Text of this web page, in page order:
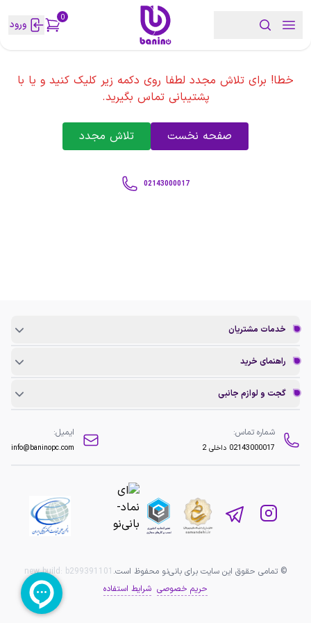
0 ورود
خطا! برای تلاش مجدد لطفا روی دکمه زیر کلیک کنید و یا با
پشتیبانی تماس بگیرید.
صفحه نخست تلاش مجدد
02143000017
خدمات مشتریان
راهنمای خرید
گجت و لوازم جانبی
شماره تماس:
02143000017 داخلی 2
ایمیل:
info@baninopc.com
© تمامی حقوق این سایت برای بانی‌نو محفوظ است. new build: b299391101
حریم خصوصی شرایط استفاده